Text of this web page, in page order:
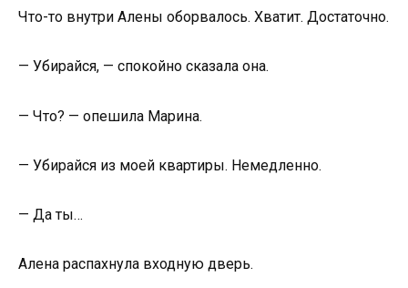
Что-то внутри Алены оборвалось. Хватит. Достаточно.
— Убирайся, — спокойно сказала она.
— Что? — опешила Марина.
— Убирайся из моей квартиры. Немедленно.
— Да ты…
Алена распахнула входную дверь.